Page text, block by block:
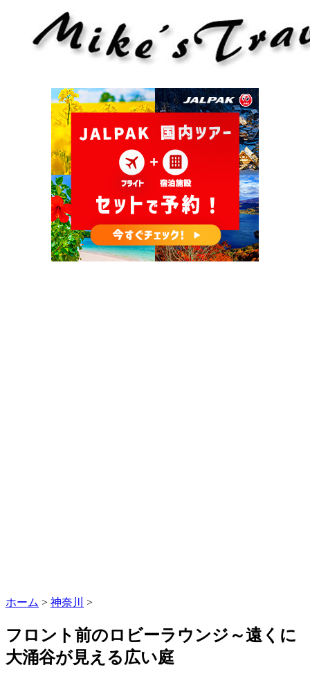
ホーム > 神奈川 >
フロント前のロビーラウンジ～遠くに
大涌谷が見える広い庭